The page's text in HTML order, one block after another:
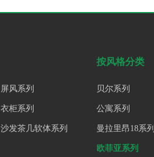
屏风系列
衣柜系列
沙发茶几软体系列
按风格分类
贝尔系列
公寓系列
曼拉里昂18系列
欧菲亚系列